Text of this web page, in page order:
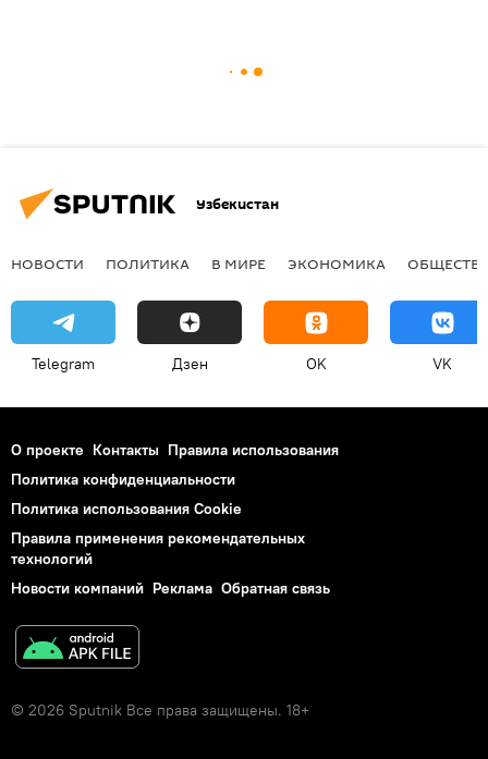
Узбекистан
НОВОСТИ ПОЛИТИКА В МИРЕ ЭКОНОМИКА
Telegram Дзен OK VK
О проекте Контакты Правила использования
Политика конфиденциальности
Политика использования Cookie
Правила применения рекомендательных
технологий
Новости компаний Реклама Обратная связь
© 2026 Sputnik Все права защищены. 18+